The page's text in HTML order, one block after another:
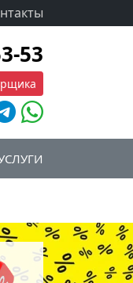
53